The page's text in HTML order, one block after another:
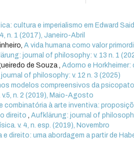
cultura e imperialismo em Edward
n. 1 (2017), Janeiro-Abril
A vida humana como valor
journal of philosophy: v. 13 n. 1
de Souza ,Adorno e
of philosophy: v. 12 n. 3 (2025)
modelos compreensivos da
n. 2 (2019), Maio-Agosto
combinatória à arte inventiva:
direito,Aufklärung: journal of
v. 4, n. esp. (2019), Novembro
e direito: uma abordagem a partir de